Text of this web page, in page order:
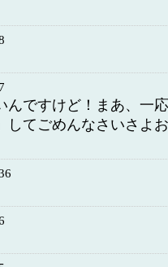
んですけど！まあ、一
してごめんなさいさよ